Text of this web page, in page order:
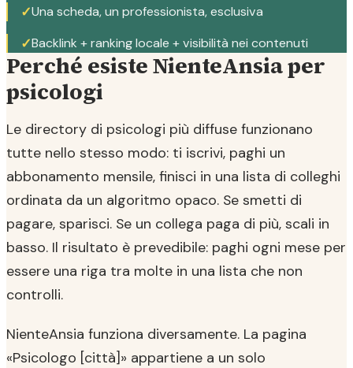
✓Una scheda, un professionista, esclusiva
✓Backlink + ranking locale + visibilità nei contenuti
Perché esiste NienteAnsia per
psicologi
Le directory di psicologi più diffuse funzionano
tutte nello stesso modo: ti iscrivi, paghi un
abbonamento mensile, finisci in una lista di colleghi
ordinata da un algoritmo opaco. Se smetti di
pagare, sparisci. Se un collega paga di più, scali in
basso. Il risultato è prevedibile: paghi ogni mese per
essere una riga tra molte in una lista che non
controlli.
NienteAnsia funziona diversamente. La pagina
«Psicologo [città]» appartiene a un solo